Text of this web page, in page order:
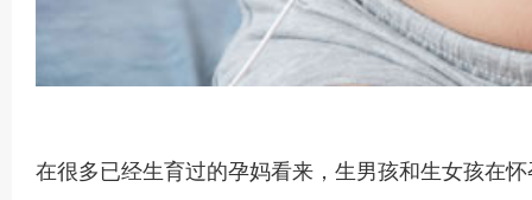
在很多已经生育过的孕妈看来，生男孩和生女孩在